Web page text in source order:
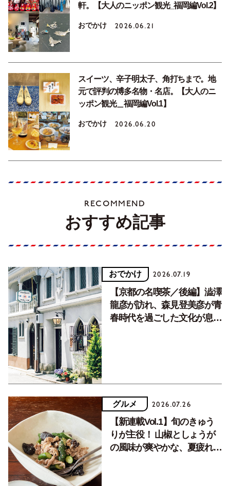
軒。【大人のニッポン観光_福岡編Vol.2】
おでかけ 2026.06.21
スイーツ、辛子明太子、角打ちまで。地
元で評判の博多名物・名店。【大人のニ
ッポン観光＿福岡編Vol.1】
おでかけ 2026.06.20
RECOMMEND
おすすめ記事
おでかけ 2026.07.19
【京都の名喫茶／後編】澁澤
龍彦が訪れ、森見登美彦が青
春時代を過ごした文化が息づ
グルメ 2026.07.26
【新連載Vol.1】旬のきゅう
りが主役！ 山椒としょうが
の風味が爽やかな、夏疲れを